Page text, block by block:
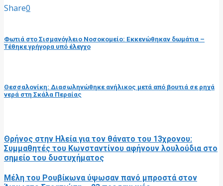
Share0
Φωτιά στο Σισμανόγλειο Νοσοκομείο: Εκκενώθηκαν δωμάτια –
Τέθηκε γρήγορα υπό έλεγχο
Θεσσαλονίκη: Διασωληνώθηκε ανήλικος μετά από βουτιά σε ρηχά
νερά στη Σκάλα Περαίας
Θρήνος στην Ηλεία για τον θάνατο του 13χρονου:
Συμμαθητές του Κωνσταντίνου αφήνουν λουλούδια στο
σημείο του δυστυχήματος
Μέλη του Ρουβίκωνα ύψωσαν πανό μπροστά στον